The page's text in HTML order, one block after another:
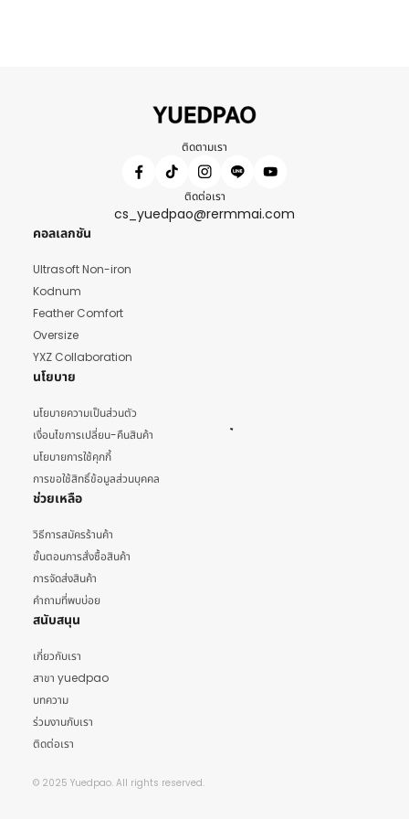
ติดตามเรา
ติดต่อเรา
cs_yuedpao@rermmai.com
คอลเลกชัน
Ultrasoft Non-iron
Kodnum
Feather Comfort
Oversize
YXZ Collaboration
นโยบาย
นโยบายความเป็นส่วนตัว
เงื่อนไขการเปลี่ยน-คืนสินค้า
นโยบายการใช้คุกกี้
การขอใช้สิทธิ์ข้อมูลส่วนบุคคล
ช่วยเหลือ
วิธีการสมัครร้านค้า
ขั้นตอนการสั่งซื้อสินค้า
การจัดส่งสินค้า
คำถามที่พบบ่อย
สนับสนุน
เกี่ยวกับเรา
สาขา yuedpao
บทความ
ร่วมงานกับเรา
ติดต่อเรา
© 2025 Yuedpao. All rights reserved.